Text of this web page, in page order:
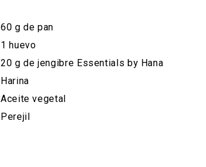
60 g de pan
1 huevo
20 g de jengibre Essentials by Hana
Harina
Aceite vegetal
Perejil